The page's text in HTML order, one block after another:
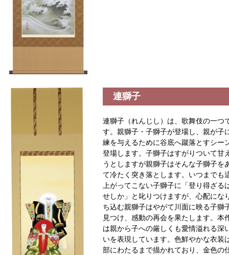
連獅子
連獅子（れんじし）は、歌舞伎の一つ
す。親獅子・子獅子が登場し、親が子
練を与えるために谷底へ蹴落とすシー
登場します。子獅子はすがりついて甘
うとしますが親獅子はそんな子獅子を
て冷たく突き落とします。いつまでも
上がってこない子獅子に「登り得ざる
せしか」と叱りつけますが、心配にな
ち込む親獅子はやがて川面に映る子獅
見つけ、感動の再会を果たします。本
は親から子への厳しくも愛情溢れる深
いを表現しています。色鮮やかな衣装
部にわたるまで描かれており、金色の